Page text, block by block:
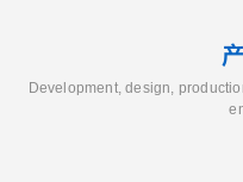
Development, design,